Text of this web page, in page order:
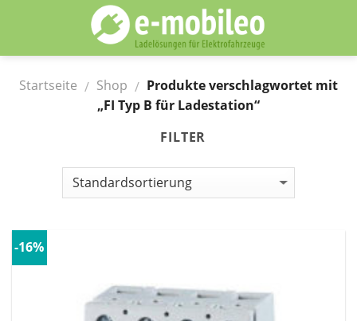
Startseite / Shop / Produkte verschlagwortet mit
„FI Typ B für Ladestation“
FILTER
-16%